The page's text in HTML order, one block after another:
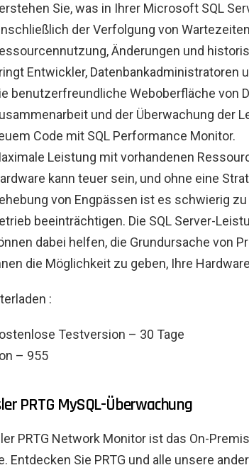
Sie, was in Ihrer Microsoft SQL
der Verfolgung von
Änderungen und
Entwickler, Datenbankadministratoren
benutzerfreundliche Weboberfläche von
und der Überwachung der
Code mit SQL Performance Monitor.
Leistung mit vorhandenen
kann teuer sein, und ohne eine
von Engpässen ist es schwierig
beeinträchtigen. Die SQL Server-
dabei helfen, die Grundursache von
die Möglichkeit zu geben, Ihre
:
Testversion – 30 Tage
– 955
PRTG MySQL-Überwachung
PRTG Network Monitor ist das On-
Entdecken Sie PRTG und alle unsere